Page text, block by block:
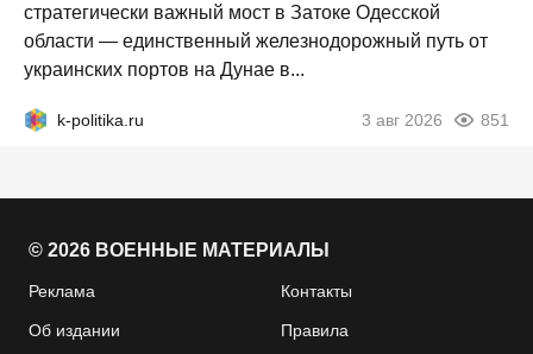
стратегически важный мост в Затоке Одесской
области — единственный железнодорожный путь от
украинских портов на Дунае в...
k-politika.ru 3 авг 2026 851
© 2026 ВОЕННЫЕ МАТЕРИАЛЫ
Реклама Контакты
Об издании Правила